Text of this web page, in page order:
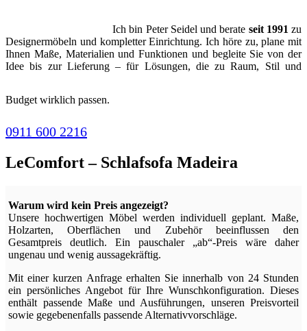
Ich bin Peter Seidel und berate seit 1991 zu
Designermöbeln und kompletter Einrichtung. Ich höre zu, plane mit
Ihnen Maße, Materialien und Funktionen und begleite Sie von der
Idee bis zur Lieferung – für Lösungen, die zu Raum, Stil und
Budget wirklich passen.
0911 600 2216
LeComfort – Schlafsofa Madeira
Warum wird kein Preis angezeigt?
Unsere hochwertigen Möbel werden individuell geplant. Maße,
Holzarten, Oberflächen und Zubehör beeinflussen den
Gesamtpreis deutlich. Ein pauschaler „ab“-Preis wäre daher
ungenau und wenig aussagekräftig.
Mit einer kurzen Anfrage erhalten Sie innerhalb von 24 Stunden
ein persönliches Angebot für Ihre Wunschkonfiguration. Dieses
enthält passende Maße und Ausführungen, unseren Preisvorteil
sowie gegebenenfalls passende Alternativvorschläge.